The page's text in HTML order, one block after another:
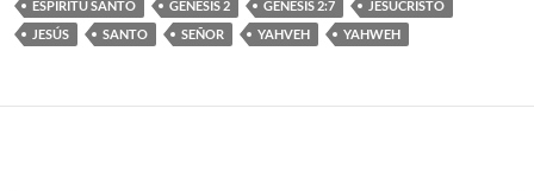
ESPÍRITU SANTO GÉNESIS 2 GÉNESIS 2:7
JESUCRISTO
JESÚS
SANTO SEÑOR YAHVEH YAHWEH